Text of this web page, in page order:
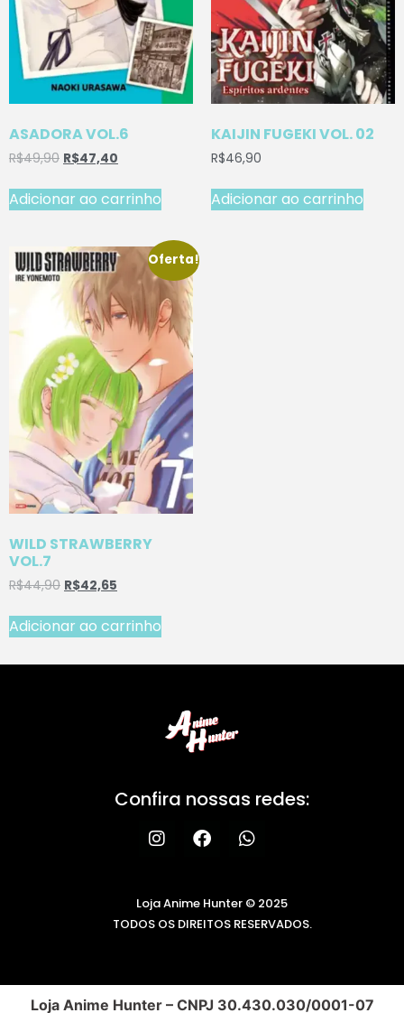
ASADORA VOL.6
R$49,90 R$47,40
Adicionar ao carrinho
KAIJIN FUGEKI VOL. 02
R$46,90
Adicionar ao carrinho
Oferta!
WILD STRAWBERRY
VOL.7
R$44,90 R$42,65
Adicionar ao carrinho
Confira nossas redes:
Loja Anime Hunter © 2025
TODOS OS DIREITOS RESERVADOS.
Loja Anime Hunter – CNPJ 30.430.030/0001-07